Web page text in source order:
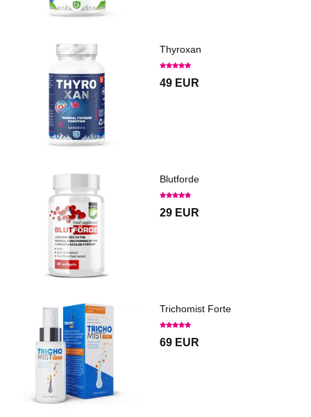
Thyroxan
49 EUR
Blutforde
29 EUR
Trichomist Forte
69 EUR